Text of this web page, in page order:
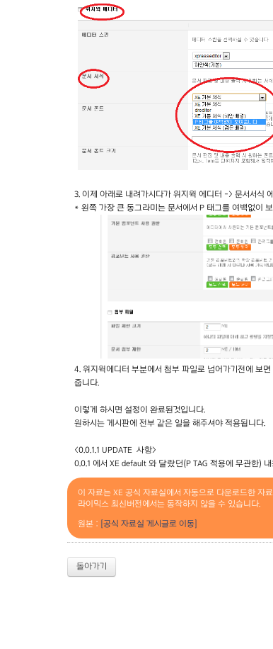
3. 이제 아래로 내려가시다가 위지윅 에디터 -> 문서서식
* 왼쪽 가장 큰 동그라미는 문서에서 P 태그를 여백없이
4. 위지윅에디터 부분에서 첨부 파일로 넘어가기전에 보
줍니다.
이렇게 하시면 설정이 완료된것입니다.
원하시는 게시판에 전부 같은 일을 해주셔야 적용됩니다.
<0.0.1.1 UPDATE 사항>
0.0.1 에서 XE default 와 달랐던(P TAG 적용에 무관한) 내
이 자료는 XE 공식 자료실에서 자동으로 다운로드한 자
라이믹스 최신버전에서는 동작하지 않을 수 있습니다.
원본 : [공식 자료실 게시글로 이동]
돌아가기